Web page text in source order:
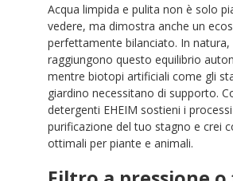
Acqua limpida e pulita non è solo
vedere, ma dimostra anche un
perfettamente bilanciato. In natura,
raggiungono questo equilibrio
mentre biotopi artificiali come gli
giardino necessitano di supporto.
detergenti EHEIM sostieni i
purificazione del tuo stagno e crei
ottimali per piante e animali.